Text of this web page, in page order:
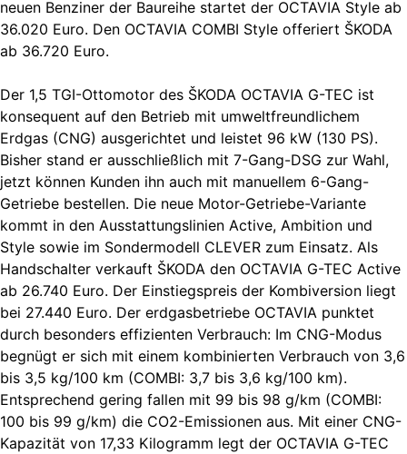
neuen Benziner der Baureihe startet der OCTAVIA Style ab
36.020 Euro. Den OCTAVIA COMBI Style offeriert ŠKODA
ab 36.720 Euro.
Der 1,5 TGI-Ottomotor des ŠKODA OCTAVIA G-TEC ist
konsequent auf den Betrieb mit umweltfreundlichem
Erdgas (CNG) ausgerichtet und leistet 96 kW (130 PS).
Bisher stand er ausschließlich mit 7-Gang-DSG zur Wahl,
jetzt können Kunden ihn auch mit manuellem 6-Gang-
Getriebe bestellen. Die neue Motor-Getriebe-Variante
kommt in den Ausstattungslinien Active, Ambition und
Style sowie im Sondermodell CLEVER zum Einsatz. Als
Handschalter verkauft ŠKODA den OCTAVIA G-TEC Active
ab 26.740 Euro. Der Einstiegspreis der Kombiversion liegt
bei 27.440 Euro. Der erdgasbetriebe OCTAVIA punktet
durch besonders effizienten Verbrauch: Im CNG-Modus
begnügt er sich mit einem kombinierten Verbrauch von 3,6
bis 3,5 kg/100 km (COMBI: 3,7 bis 3,6 kg/100 km).
Entsprechend gering fallen mit 99 bis 98 g/km (COMBI:
100 bis 99 g/km) die CO2-Emissionen aus. Mit einer CNG-
Kapazität von 17,33 Kilogramm legt der OCTAVIA G-TEC